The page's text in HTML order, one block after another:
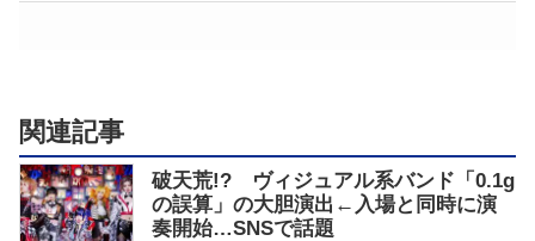
関連記事
破天荒!? ヴィジュアル系バンド「0.1g
の誤算」の大胆演出←入場と同時に演
奏開始…SNSで話題